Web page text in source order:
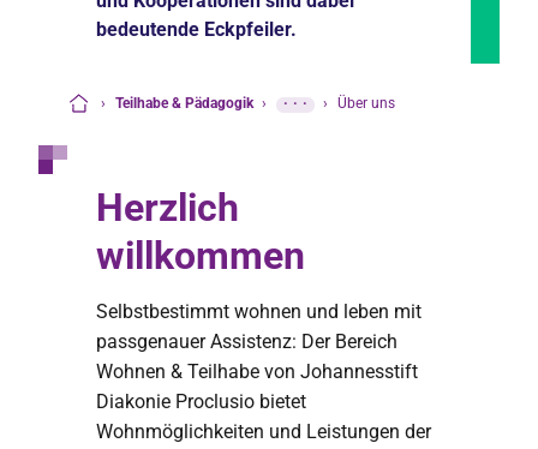
bedeutende Eckpfeiler.
› Teilhabe & Pädagogik › ··· › Über uns
Herzlich
willkommen
Selbstbestimmt wohnen und leben mit
passgenauer Assistenz: Der Bereich
Wohnen & Teilhabe von Johannesstift
Diakonie Proclusio bietet
Wohnmöglichkeiten und Leistungen der